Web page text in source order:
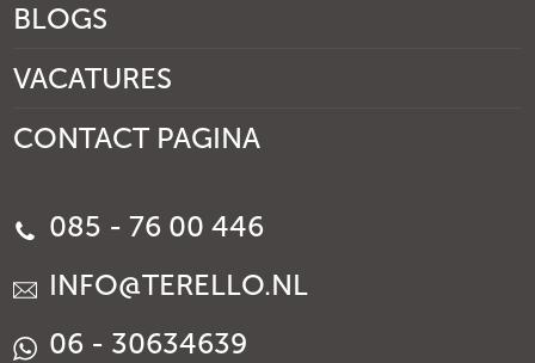
BLOGS
VACATURES
CONTACT PAGINA
085 - 76 00 446
INFO@TERELLO.NL
06 - 30634639